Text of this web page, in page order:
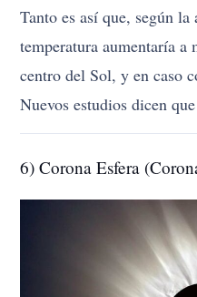
Tanto es así que, según
temperatura aumentaría a
centro del Sol, y en caso
Nuevos estudios dicen
6) Corona Esfera